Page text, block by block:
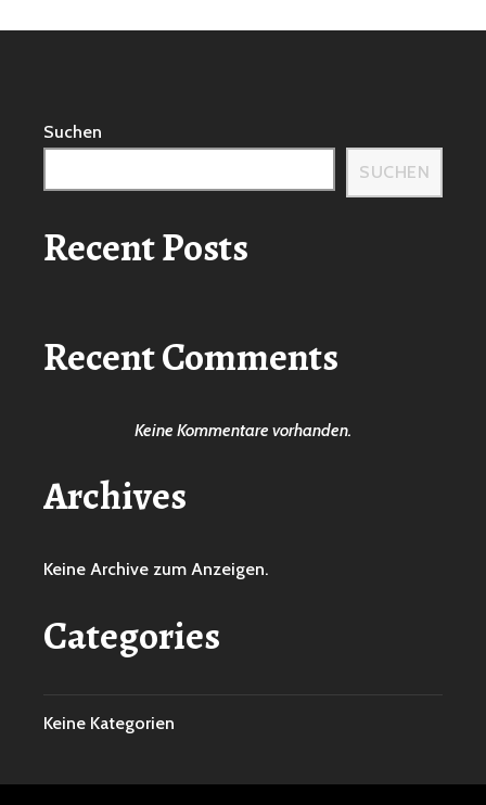
Suchen
SUCHEN
Recent Posts
Recent Comments
Keine Kommentare vorhanden.
Archives
Keine Archive zum Anzeigen.
Categories
Keine Kategorien